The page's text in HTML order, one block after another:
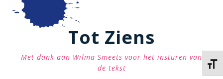
Tot Ziens
Met dank aan Wilma Smeets voor het insturen van
de tekst